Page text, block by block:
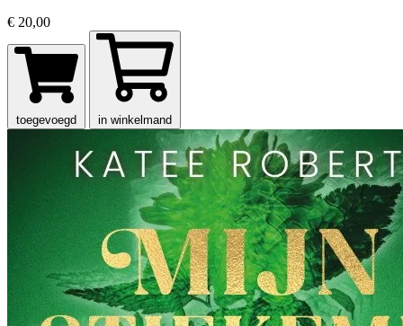
€ 20,00
toegevoegd in winkelmand